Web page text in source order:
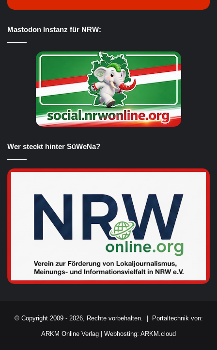
Mastodon Instanz für NRW:
Wer steckt hinter SüWeNa?
© Copyright 2009 - 2026, Rechte vorbehalten. | Portaltechnik von:
ARKM Online Verlag Webhosting: ARKM.cloud